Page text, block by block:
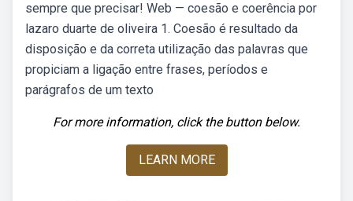
sempre que precisar! Web — coesão e coerência por
lazaro duarte de oliveira 1. Coesão é resultado da
disposição e da correta utilização das palavras que
propiciam a ligação entre frases, períodos e
parágrafos de um texto
For more information, click the button below.
LEARN MORE